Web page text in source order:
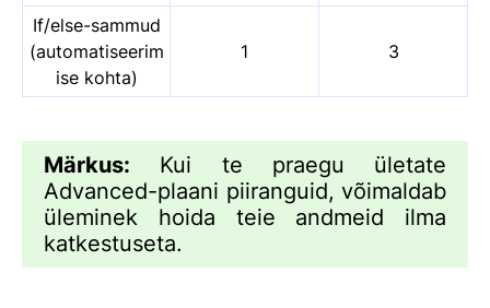
If/else-sammud
(automatiseerim
ise kohta)
1 3
Märkus: Kui te praegu ületate
Advanced-plaani piiranguid, võimaldab
üleminek hoida teie andmeid ilma
katkestuseta.